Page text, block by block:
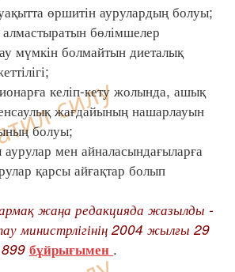
өршитін аурулардың болуы;
бөлімшелер
мүмкін болмайтын диеталық
келіп-кету жолында, ашық
жағдайының нашарлауын
болуы;
мен айналасындағыларға
қарсы айғақтар болып
жаңа редакцияда жазылды -
министрлігінің 2004 жылғы 29
бұйрығымен .